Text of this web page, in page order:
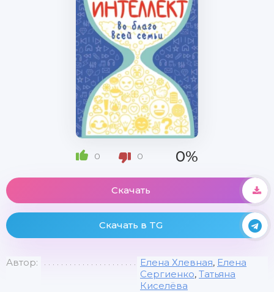
0 0 0%
Скачать
Скачать в TG
Автор: Елена Хлевная, Елена
Сергиенко, Татьяна
Киселёва